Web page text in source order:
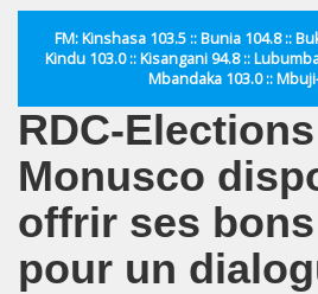
FM: Kinshasa 103.5 :: Bunia 104.8 ::
Kindu 103.0 :: Kisangani 94.8 ::
Mbandaka 103.0 ::
RDC-
Monusco
offrir ses
pour un